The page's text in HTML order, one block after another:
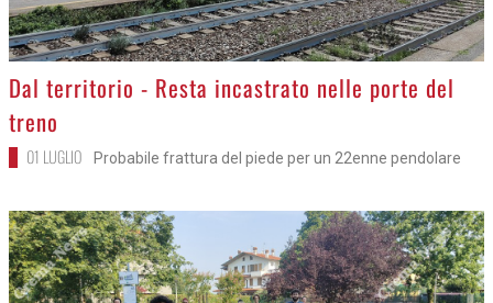
>
Dal territorio - Resta incastrato nelle porte del
treno
01 LUGLIO Probabile frattura del piede per un 22enne pendolare